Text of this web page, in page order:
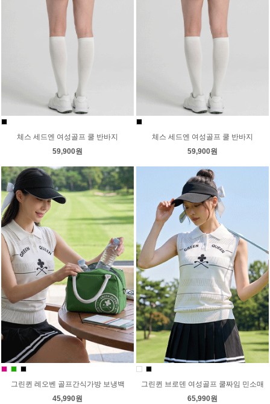
체스 세드엔 여성골프 쿨 반바지
59,900원
체스 세드엔 여성골프 쿨 반바지
59,900원
그린퀸 레오벤 골프간식가방 보냉백
45,990원
그린퀸 브로덴 여성골프 쿨짜임 민소매
65,990원